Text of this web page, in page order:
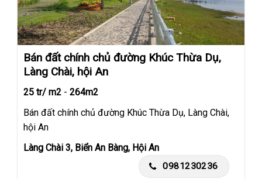
Bán đất chính chủ đường Khúc Thừa Dụ,
Làng Chài, hội An
25 tr/ m2 - 264m2
Bán đất chính chủ đường Khúc Thừa Dụ, Làng Chài,
hội An
Làng Chài 3, Biển An Bàng, Hội An
0981230236